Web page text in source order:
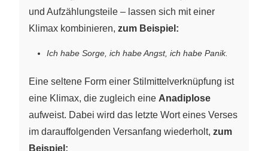
und Aufzählungsteile – lassen sich mit einer
Klimax kombinieren, zum Beispiel:
Ich habe Sorge, ich habe Angst, ich habe Panik.
Eine seltene Form einer Stilmittelverknüpfung ist
eine Klimax, die zugleich eine Anadiplose
aufweist. Dabei wird das letzte Wort eines Verses
im darauffolgenden Versanfang wiederholt, zum
Beispiel: